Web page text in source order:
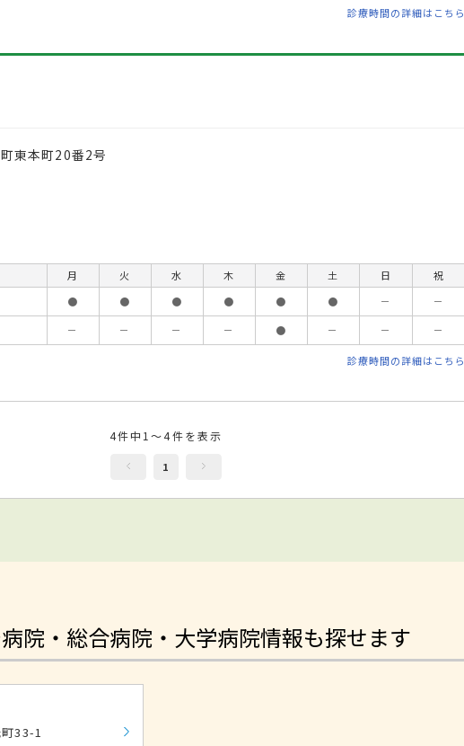
診療時間の詳細はこちら
東本町20番2号
月 火 水 木 金 土 日
祝
● ● ● ● ● ● －
－
－ － － － ● － － －
診療時間の詳細はこちら
4件中1～4件を表示
1
院・総合病院・大学病院情報も探せます
33-1